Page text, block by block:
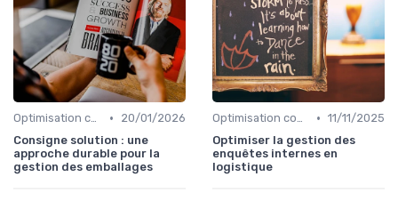
Optimisation coûts •
20/01/2026
Consigne solution : une
approche durable pour la
gestion des emballages
Optimisation coûts • 11/11/2025
Optimiser la gestion des
enquêtes internes en
logistique